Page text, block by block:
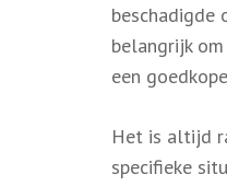
beschadigde
belangrijk
een
Het is altijd
specifieke